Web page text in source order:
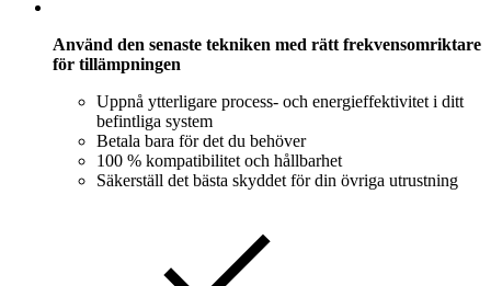
Använd den senaste tekniken med rätt frekvensomriktare
för tillämpningen
Uppnå ytterligare process- och energieffektivitet i ditt
befintliga system
Betala bara för det du behöver
100 % kompatibilitet och hållbarhet
Säkerställ det bästa skyddet för din övriga utrustning